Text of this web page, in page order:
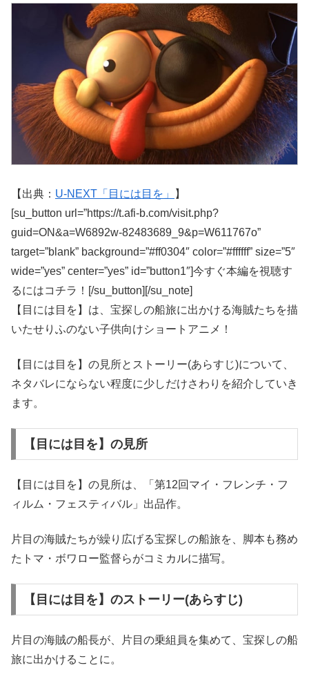
【出典： U-NEXT「目には目を」
】
[su_button url=”https://t.afi-b.com/visit.php?
guid=ON&a=W6892w-82483689_9&p=W611767o”
target=”blank” background=”#ff0304″ color=”#ffffff” size=”5″
wide=”yes” center=”yes” id=”button1″]今すぐ本編を視聴す
るにはコチラ！[/su_button][/su_note]
【目には目を】は、宝探しの船旅に出かける海賊たちを描
いたせりふのない子供向けショートアニメ！
【目には目を】の見所とストーリー(あらすじ)について、
ネタバレにならない程度に少しだけさわりを紹介していき
ます。
【目には目を】の見所
【目には目を】の見所は、「第12回マイ・フレンチ・フ
ィルム・フェスティバル」出品作。
片目の海賊たちが繰り広げる宝探しの船旅を、脚本も務め
たトマ・ボワロー監督らがコミカルに描写。
【目には目を】のストーリー(あらすじ)
片目の海賊の船長が、片目の乗組員を集めて、宝探しの船
旅に出かけることに。